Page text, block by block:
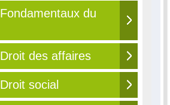
du
des affaires
social